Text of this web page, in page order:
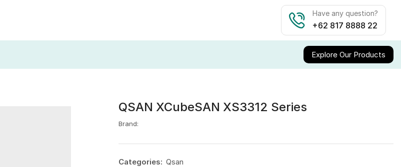
Have any question?
+62 817 8888 22
Explore Our Products
QSAN XCubeSAN XS3312 Series
Brand:
Categories: Qsan